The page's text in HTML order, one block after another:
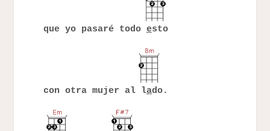
que yo pasaré todo esto
con otra mujer al lado.